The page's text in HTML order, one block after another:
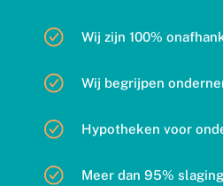
Wij zijn 100%
Wij begrijpen
Hypotheken voor
Meer dan 95%